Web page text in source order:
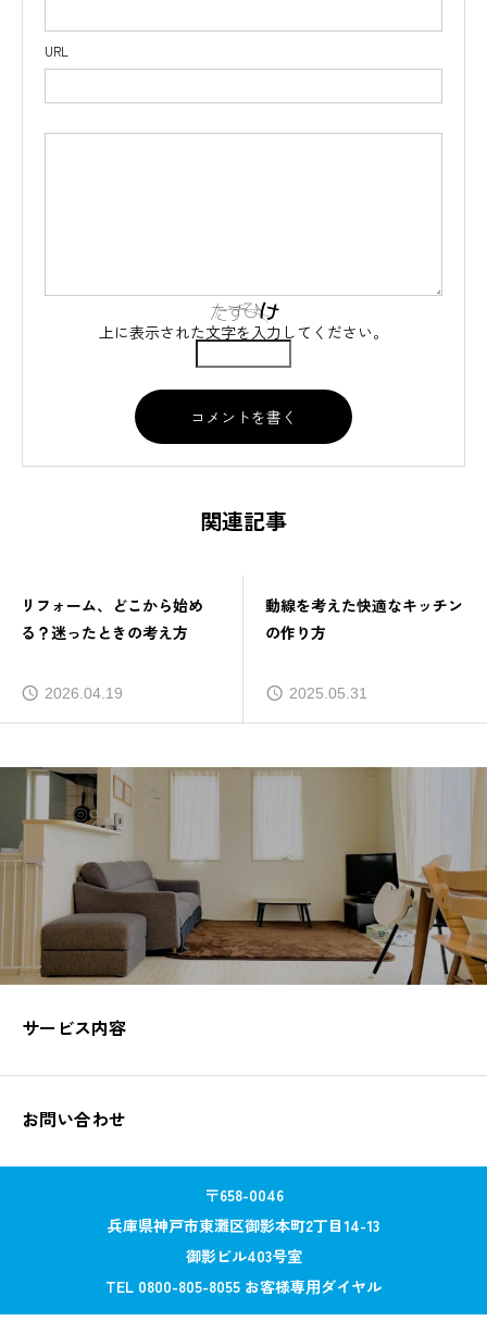
URL
上に表示された文字を入力してください。
関連記事
リフォーム、どこから始め
る？迷ったときの考え方
2026.04.19
動線を考えた快適なキッチン
の作り方
2025.05.31
サービス内容
お問い合わせ
〒658-0046
兵庫県神戸市東灘区御影本町2丁目14-13
御影ビル403号室
TEL 0800-805-8055 お客様専⽤ダイヤル